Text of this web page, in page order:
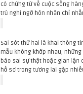
có chứng từ về cuộc sống
trú nghi ngờ hôn nhân chỉ
Sai sót thứ hai là khai thông
mẫu không khớp nhau,
báo sai sự thật hoặc gian lận
hồ sơ trong tương lai gặp